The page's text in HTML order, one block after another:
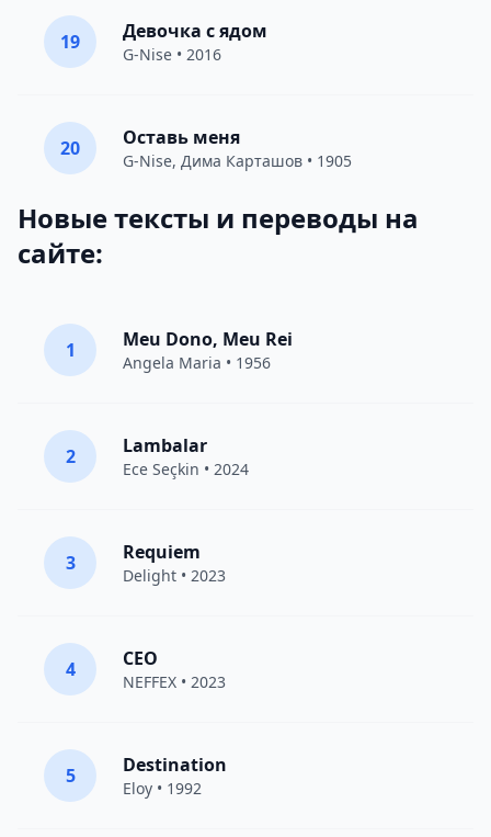
19 Девочка с ядом
G-Nise • 2016
20 Оставь меня
G-Nise, Дима Карташов • 1905
Новые тексты и переводы на
сайте:
1 Meu Dono, Meu Rei
Angela Maria • 1956
2 Lambalar
Ece Seçkin • 2024
3 Requiem
Delight • 2023
4 CEO
NEFFEX • 2023
5 Destination
Eloy • 1992